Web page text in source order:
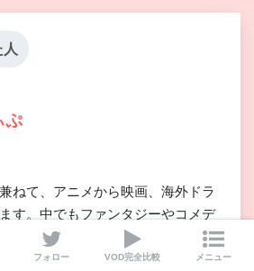
人
ぷ
ねて、アニメから映画、海外ドラ
す。中でもファンタジーやコメデ
好きです。 作品の魅力を分かりや
いくので、気軽に読んでいただけ
フォロー VOD完全比較 メニュー